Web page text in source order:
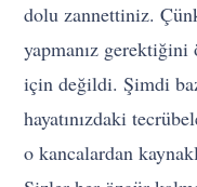
dolu zannettiniz.
yapmanız
için değildi. Şimdi
hayatınızdaki
o kancalardan